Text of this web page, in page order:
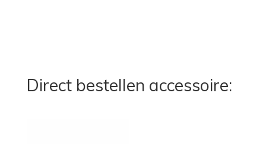
Direct bestellen accessoire: